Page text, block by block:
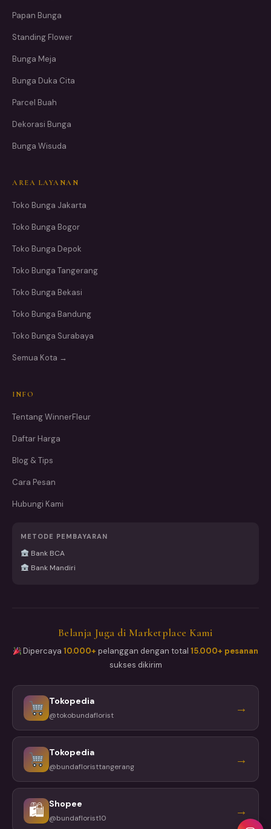
Papan Bunga
Standing Flower
Bunga Meja
Bunga Duka Cita
Parcel Buah
Dekorasi Bunga
Bunga Wisuda
AREA LAYANAN
Toko Bunga Jakarta
Toko Bunga Bogor
Toko Bunga Depok
Toko Bunga Tangerang
Toko Bunga Bekasi
Toko Bunga Bandung
Toko Bunga Surabaya
Semua Kota →
INFO
Tentang WinnerFleur
Daftar Harga
Blog & Tips
Cara Pesan
Hubungi Kami
METODE PEMBAYARAN
Bank BCA
Bank Mandiri
Belanja Juga di Marketplace Kami
Dipercaya10.000+ pelanggan dengan total15.000+ pesanan
sukses dikirim
Tokopedia
@tokobundaflorist →
Tokopedia
@bundafloristtangerang →
🛍 Shopee
@bundaflorist10 →